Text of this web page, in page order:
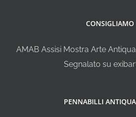
CONSIGLIAMO
AMAB Assisi Mostra Arte
Segnalato su
PENNABILLI